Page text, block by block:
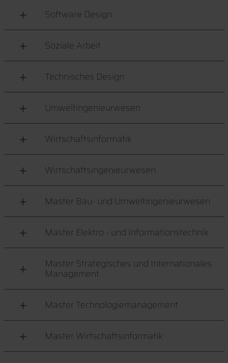
Software Design
Soziale Arbeit
Technisches Design
Umweltingenieurwesen
Wirtschaftsinformatik
Wirtschaftsingenieurwesen
Master Bau- und Umweltingenieurwesen
Master Elektro - und Informationstechnik
Master Strategisches und Internationales
Management
Master Technologiemanagement
Master Wirtschaftsinformatik